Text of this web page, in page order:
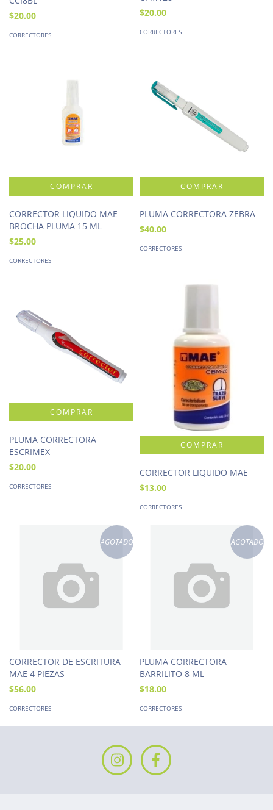
$20.00
CORRECTORES
$20.00
CORRECTORES
CORRECTOR LIQUIDO MAE
BROCHA PLUMA 15 ML
$25.00
CORRECTORES
PLUMA CORRECTORA ZEBRA
$40.00
CORRECTORES
PLUMA CORRECTORA
ESCRIMEX
$20.00
CORRECTORES
CORRECTOR LIQUIDO MAE
$13.00
CORRECTORES
AGOTADO
CORRECTOR DE ESCRITURA
MAE 4 PIEZAS
$56.00
CORRECTORES
AGOTADO
PLUMA CORRECTORA
BARRILITO 8 ML
$18.00
CORRECTORES